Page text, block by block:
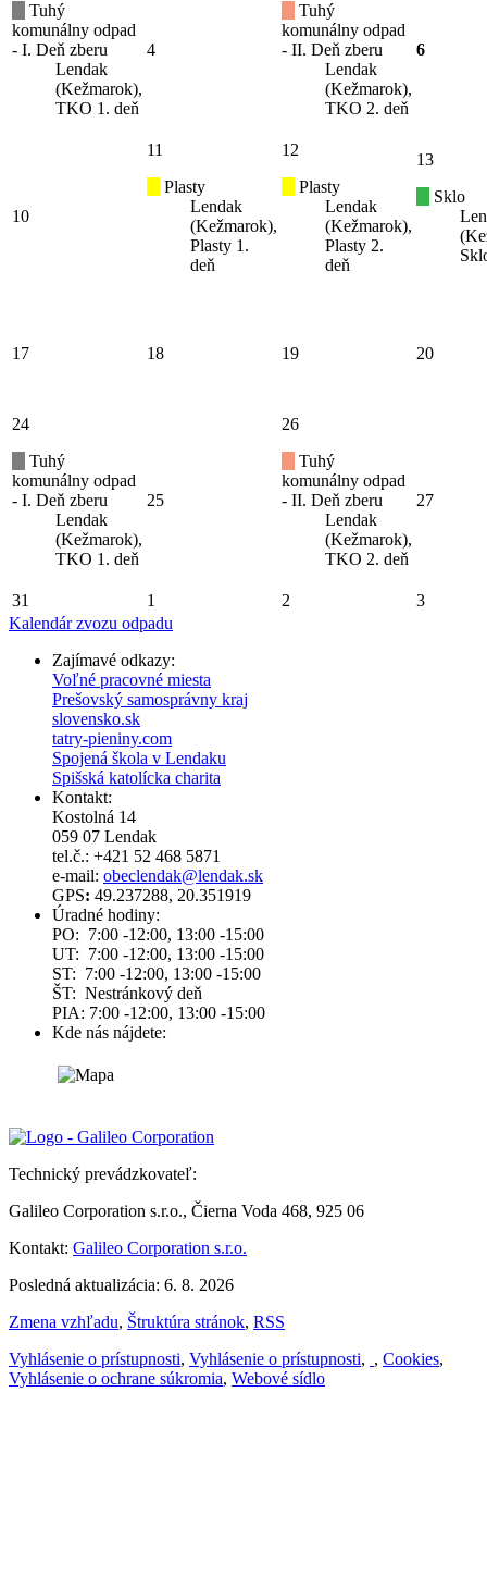
Tuhý
komunálny odpad
- I. Deň zberu
Lendak
(Kežmarok),
TKO 1. deň
4
Tuhý
komunálny odpad
- II. Deň zberu
Lendak
(Kežmarok),
TKO 2. deň
6
10
11
Plasty
Lendak
(Kežmarok),
Plasty 1.
deň
12
Plasty
Lendak
(Kežmarok),
Plasty 2.
deň
13
Sklo
17 18 19 20
24
Tuhý
komunálny odpad
- I. Deň zberu
Lendak
(Kežmarok),
TKO 1. deň
25
26
Tuhý
komunálny odpad
- II. Deň zberu
Lendak
(Kežmarok),
TKO 2. deň
27
31 1 2
3
Kalendár zvozu odpadu
Zajímavé odkazy:
Voľné pracovné miesta
Prešovský samosprávny kraj
slovensko.sk
tatry-pieniny.com
Spojená škola v Lendaku
Spišská katolícka charita
Kontakt:
Kostolná 14
059 07 Lendak
tel.č.: +421 52 468 5871
e-mail: obeclendak@lendak.sk
GPS: 49.237288, 20.351919
Úradné hodiny:
PO: 7:00 -12:00, 13:00 -15:00
UT: 7:00 -12:00, 13:00 -15:00
ST: 7:00 -12:00, 13:00 -15:00
ŠT: Nestránkový deň
PIA: 7:00 -12:00, 13:00 -15:00
Kde nás nájdete:
Technický prevádzkovateľ:
Galileo Corporation s.r.o., Čierna Voda 468, 925 06
Kontakt: Galileo Corporation s.r.o.
Posledná aktualizácia: 6. 8. 2026
Zmena vzhľadu, Štruktúra stránok, RSS
Vyhlásenie o prístupnosti, Vyhlásenie o prístupnosti, , Cookies,
Vyhlásenie o ochrane súkromia, Webové sídlo